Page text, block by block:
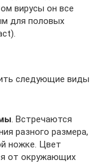
вирусы он все
для половых
следующие виды
. Встречаются
разного размера,
ножке. Цвет
от окружающих